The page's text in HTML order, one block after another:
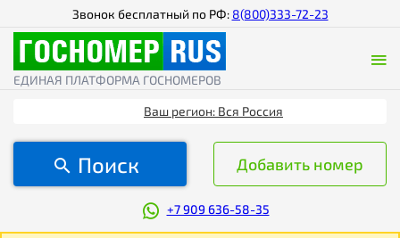
Звонок бесплатный по РФ: 8(800)333-72-23
ЕДИНАЯ ПЛАТФОРМА ГОСНОМЕРОВ
Ваш регион: Вся Россия
Поиск Добавить номер
+7 909 636-58-35